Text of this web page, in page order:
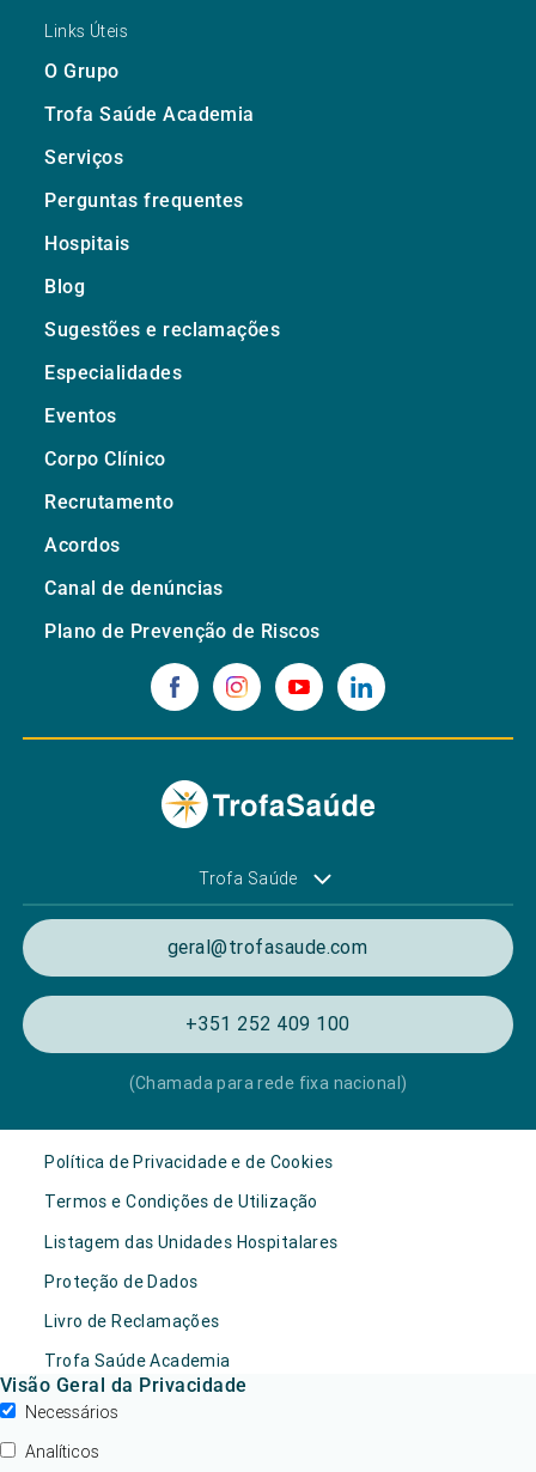
Links Úteis
O Grupo
Trofa Saúde Academia
Serviços
Perguntas frequentes
Hospitais
Blog
Sugestões e reclamações
Especialidades
Eventos
Corpo Clínico
Recrutamento
Acordos
Canal de denúncias
Plano de Prevenção de Riscos
Trofa Saúde
geral@trofasaude.com
+351 252 409 100
(Chamada para rede fixa nacional)
Política de Privacidade e de Cookies
Termos e Condições de Utilização
Listagem das Unidades Hospitalares
Proteção de Dados
Livro de Reclamações
Trofa Saúde Academia
Visão Geral da Privacidade
Necessários
Analíticos